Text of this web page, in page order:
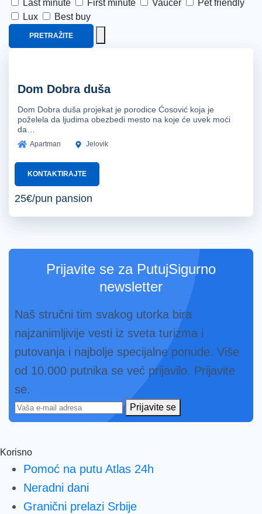
Last minute First minute Vaučer
Pet friendly
Lux
Best buy
PRETRAŽITE
Dom Dobra duša
Dom Dobra duša projekat je porodice Ćosović koja je
poželela da ljudima obezbedi mesto na koje će uvek moći
da…
Apartman Jelovik
KONTAKTIRAJTE
25€/pun pansion
Prijavite se za PutujSigurno
newsletter
Naš stručni tim svakog utorka bira
najzanimljivije vesti iz sveta turizma i
putovanja i najbolje specijalne ponude. Više
od 10.000 putnika se već prijavilo. Prijavite
se.
Prijavite se
Korisno
Pomoć na putu Atlas 24h
Neradni dani
Granični prelazi Srbije